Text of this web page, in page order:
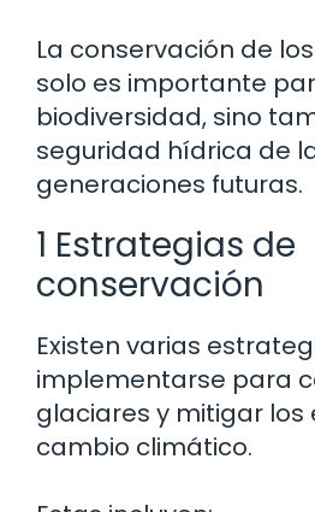
La conservación de
solo es importante
biodiversidad, sino
seguridad hídrica de
generaciones futuras.
1 Estrategias de
conservación
Existen varias
implementarse para
glaciares y mitigar los
cambio climático.